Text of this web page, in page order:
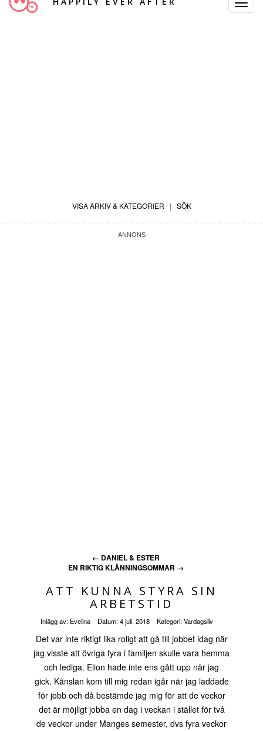
Toggle
VISA ARKIV & KATEGORIER | SÖK
← DANIEL & ESTER
EN RIKTIG KLÄNNINGSOMMAR →
ATT KUNNA STYRA SIN
ARBETSTID
Inlägg av: Evelina Datum:4 juli, 2018 Kategori:Vardagsliv
Det var inte riktigt lika roligt att gå till jobbet idag när
jag visste att övriga fyra i familjen skulle vara hemma
och lediga. Elion hade inte ens gått upp när jag
gick. Känslan kom till mig redan igår när jag laddade
för jobb och då bestämde jag mig för att de veckor
det är möjligt jobba en dag i veckan i stället för två
de veckor under Manges semester, dvs fyra veckor